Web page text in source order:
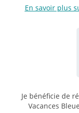
En savoir plus
Je bénéficie de
Vacances